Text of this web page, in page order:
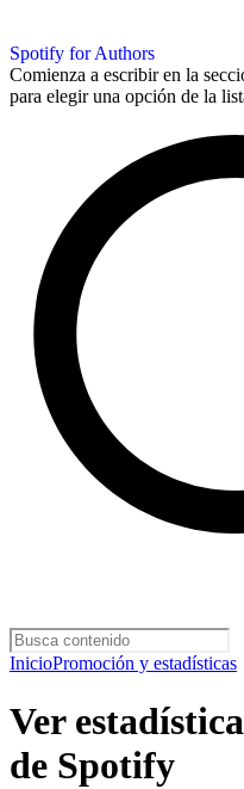
Spotify for Authors
Comienza a escribir en la
para elegir una opción de la
InicioPromoción y estadísticas
Ver
de Spotify